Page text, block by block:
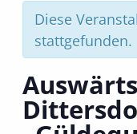
Diese
stattgefunden.